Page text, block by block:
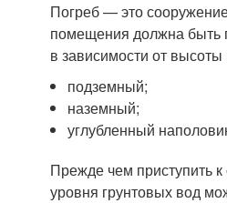
Погреб — это
помещения должна быть
в зависимости от
подземный;
наземный;
углубленный
Прежде чем приступить
уровня грунтовых вод